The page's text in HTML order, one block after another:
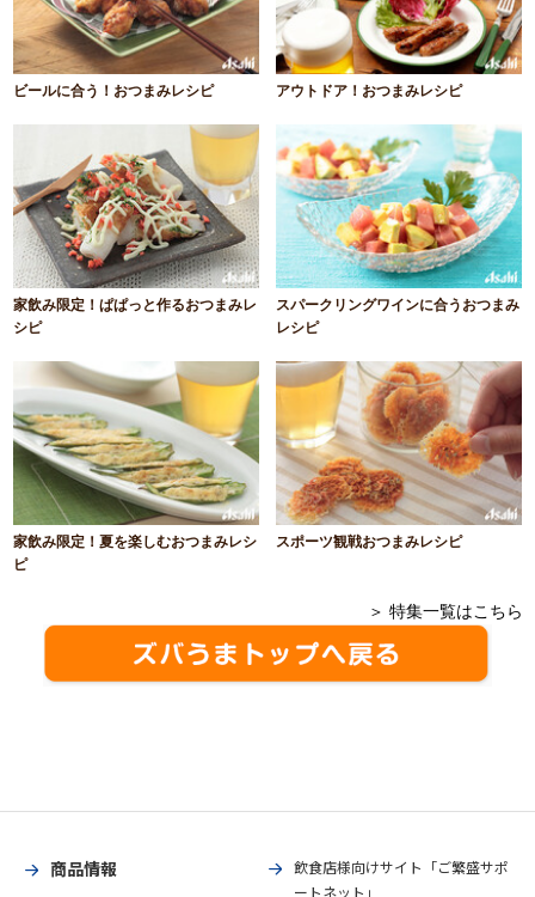
ビールに合う！おつまみレシピ アウトドア！おつまみレシピ
家飲み限定！ぱぱっと作るおつまみレ
シピ
スパークリングワインに合うおつまみ
レシピ
家飲み限定！夏を楽しむおつまみレシ
ピ
スポーツ観戦おつまみレシピ
＞ 特集一覧はこちら
商品情報
飲食店様向けサイト「ご繁盛サポ
ートネット」